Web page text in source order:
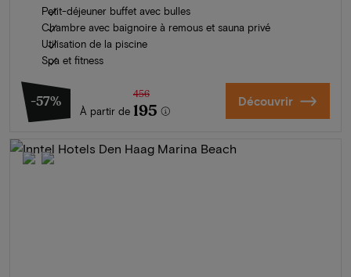
Petit-déjeuner buffet avec bulles
Chambre avec baignoire à remous et sauna privé
Utilisation de la piscine
Spa et fitness
-57%
À partir de
456
195 Découvrir